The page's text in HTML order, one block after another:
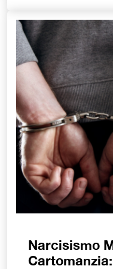
Narcisismo